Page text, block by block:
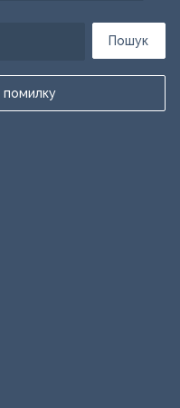
Пошук
помилку